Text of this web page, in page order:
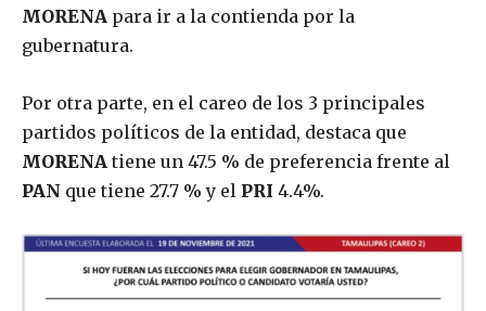
MORENA para ir a la contienda por la
gubernatura.
Por otra parte, en el careo de los 3 principales
partidos políticos de la entidad, destaca que
MORENA tiene un 47.5 % de preferencia frente al
PAN que tiene 27.7 % y el PRI 4.4%.